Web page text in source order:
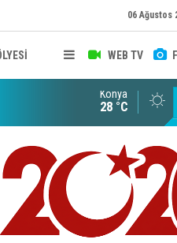
06 Ağustos
WEB TV
FOTOĞRAF DOLU BİR
Konya
28 °C